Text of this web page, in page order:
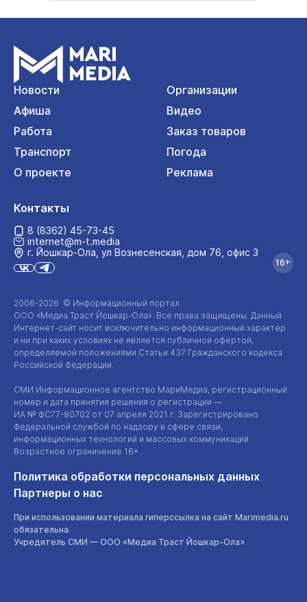
Новости
Организации
Афиша
Видео
Работа
Заказ товаров
Транспорт
Погода
О проекте
Реклама
2006-2026 © Информационный портал
ООО «Медиа Траст Йошкар-Ола». Все права защищены. Данный
Интернет-сайт носит исключительно информационный характер
и ни при каких условиях не является публичной офертой,
определяемой положениями Статьи 437 Гражданского кодекса
Российской Федерации.
СМИ Информационное агентство МариМедиа, регистрационный
номер и дата принятия решения о регистрации —
ИА № ФС77-80702 от 07 апреля 2021 г. Зарегистрировано
Федеральной службой по надзору в сфере связи,
информационных технологий и массовых коммуникаций.
Возрастное ограничение 16+.
Политика обработки персональных данных
Партнеры о нас
При использовании материала гиперссылка на сайт Marimedia.ru
обязательна.
Учредитель СМИ — ООО «Медиа Траст Йошкар-Ола»
Контакты
8 (8362) 45-73-45
internet@m-t.media
г. Йошкар‑Ола, ул Вознесенская, дом 76, офис 3
16+